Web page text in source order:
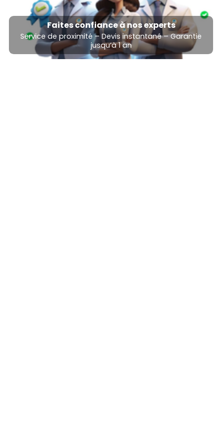
Faites confiance à nos experts
Service de proximité – Devis instantané – Garantie
jusqu’à 1 an